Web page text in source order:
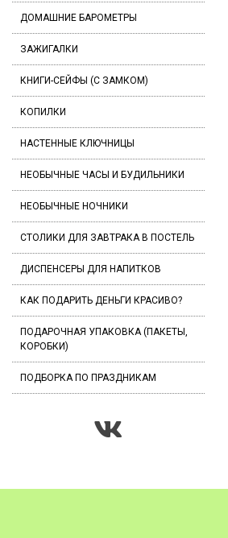
ДОМАШНИЕ БАРОМЕТРЫ
ЗАЖИГАЛКИ
КНИГИ-СЕЙФЫ (С ЗАМКОМ)
КОПИЛКИ
НАСТЕННЫЕ КЛЮЧНИЦЫ
НЕОБЫЧНЫЕ ЧАСЫ И БУДИЛЬНИКИ
НЕОБЫЧНЫЕ НОЧНИКИ
СТОЛИКИ ДЛЯ ЗАВТРАКА В ПОСТЕЛЬ
ДИСПЕНСЕРЫ ДЛЯ НАПИТКОВ
КАК ПОДАРИТЬ ДЕНЬГИ КРАСИВО?
ПОДАРОЧНАЯ УПАКОВКА (ПАКЕТЫ,
КОРОБКИ)
ПОДБОРКА ПО ПРАЗДНИКАМ